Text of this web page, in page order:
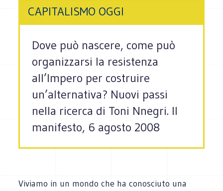
CAPITALISMO OGGI
Dove può nascere, come può
organizzarsi la resistenza
all’Impero per costruire
un’alternativa? Nuovi passi
nella ricerca di Toni Nnegri. Il
manifesto, 6 agosto 2008
Viviamo in un mondo che ha conosciuto una